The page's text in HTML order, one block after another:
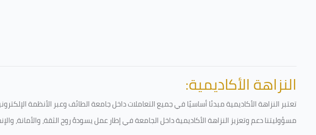
النزاهة الأكاديمية:
تعتبر النزاهة الأكاديمية مبدئا أساسيًا في جميع التعاملات داخل جامعة الطائف وعبر الأنظمة
مسؤوليتنا دعم وتعزيز النزاهة الأكاديمية داخل الجامعة في إطار عمل يسودهُ روح الثقة، والأمانة،